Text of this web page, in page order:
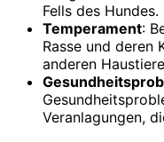
Fells des Hundes.
Temperament:
Rasse und deren
anderen
Veranlagungen,